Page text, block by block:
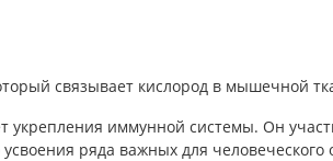
связывает кислород в мышечной
укрепления иммунной системы. Он
ряда важных для человеческого